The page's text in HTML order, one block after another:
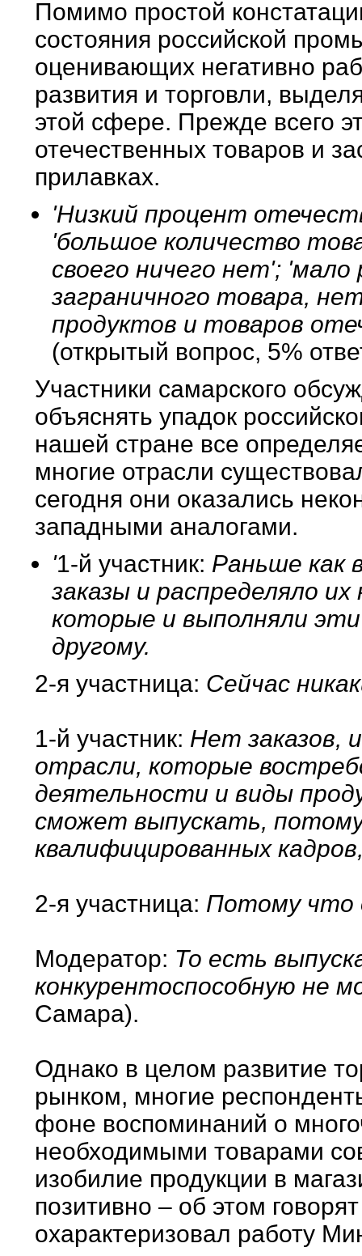
Помимо простой
состояния российской
оценивающих негативно
развития и торговли,
этой сфере. Прежде всего
отечественных товаров и
прилавках.
'Низкий процент
'большое количество
своего ничего нет'; 'мало
заграничного товара,
продуктов и товаров
(открытый вопрос, 5%
Участники самарского
объяснять упадок
нашей стране все
многие отрасли
сегодня они оказались
западными аналогами.
'1-й участник: Раньше как
заказы и распределяло
которые и выполняли
другому.
2-я участница: Сейчас
1-й участник: Нет заказов,
отрасли, которые
деятельности и виды
сможет выпускать,
квалифицированных
2-я участница: Потому что
Модератор: То есть
конкурентоспособную не
Самара).
Однако в целом развитие
рынком, многие
фоне воспоминаний о
необходимыми товарами
изобилие продукции в
позитивно – об этом
охарактеризовал работу